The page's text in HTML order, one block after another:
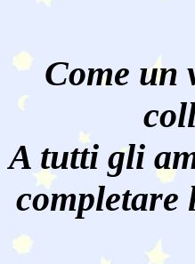
Come un
A tutti gli
completare